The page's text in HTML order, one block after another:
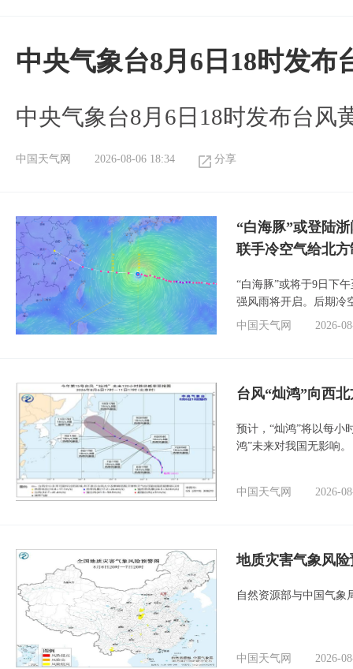
中央气象台8月6日18时发布
中央气象台8月6日18时发布台风
中国天气网 2026-08-06 18:34 分享
“白海豚”或登陆
联手冷空气给北
“白海豚”或将于9日下
强风雨将开启。后期冷
中国天气网
2026-
台风“灿鸿”向西
预计，“灿鸿”将以每小
鸿”未来对我国无影响。
中国天气网 2026-
地质灾害气象风
自然资源部与中国气象
中国天气网 2026-